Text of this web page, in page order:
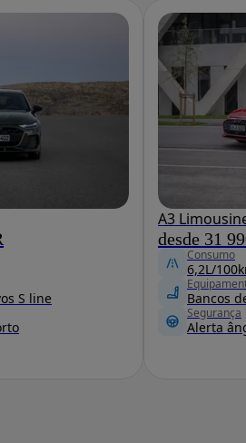
S line
A3
desde 31
Consumo
6,2L/
Bancos
Segurança
Alerta